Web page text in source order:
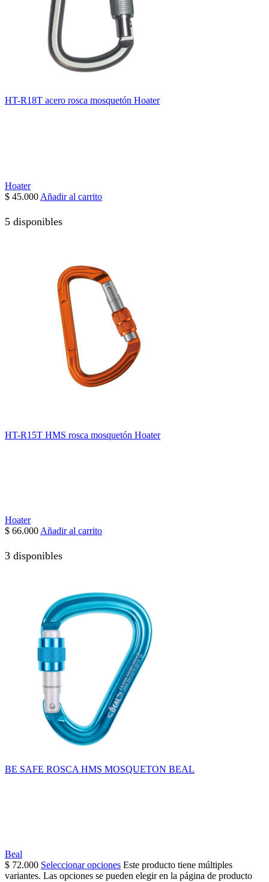
HT-R18T acero rosca mosquetón Hoater
Hoater
$ 45.000 Añadir al carrito
5 disponibles
HT-R15T HMS rosca mosquetón Hoater
Hoater
$ 66.000 Añadir al carrito
3 disponibles
BE SAFE ROSCA HMS MOSQUETON BEAL
Beal
$ 72.000 Seleccionar opciones Este producto tiene múltiples
variantes. Las opciones se pueden elegir en la página de producto